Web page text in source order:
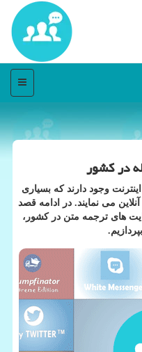
منو
در كشور
وجود دارند كه بسیاری
می نمایند. در ادامه قصد
های ترجمه متن در كشور،